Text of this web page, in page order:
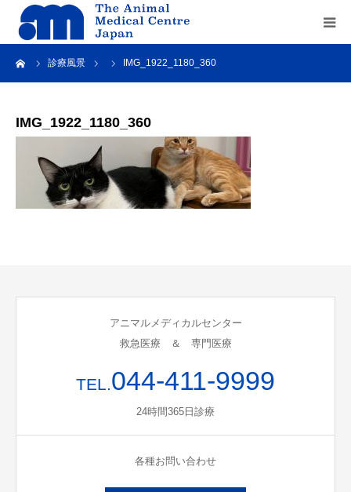
診療風景 IMG_1922_1180_360
IMG_1922_1180_360
アニマルメディカルセンター
救急医療 ＆ 専門医療
TEL.044-411-9999
24時間365日診療
各種お問い合わせ
Home
recruit